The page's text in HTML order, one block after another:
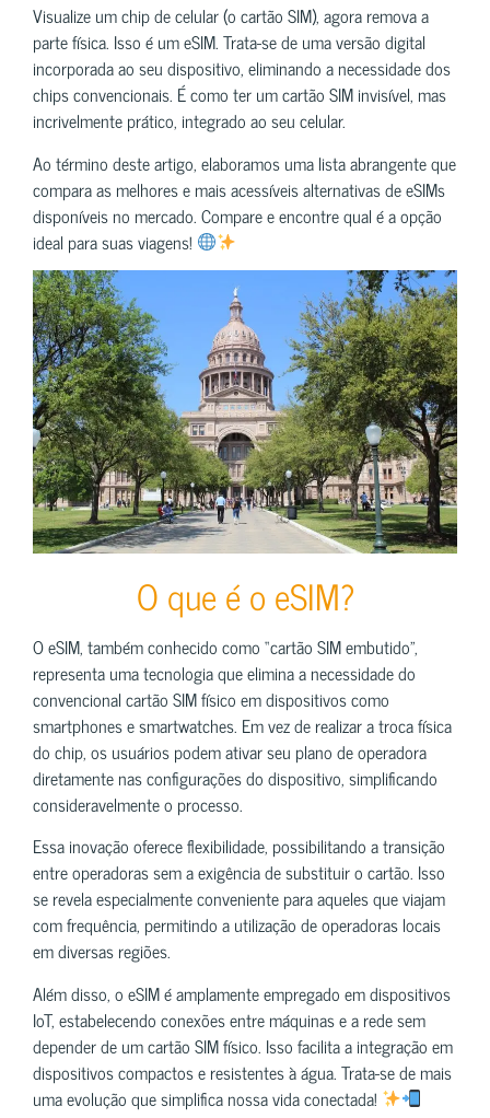
Visualize um chip de celular (o cartão SIM), agora remova a
parte física. Isso é um eSIM. Trata-se de uma versão digital
incorporada ao seu dispositivo, eliminando a necessidade dos
chips convencionais. É como ter um cartão SIM invisível, mas
incrivelmente prático, integrado ao seu celular.
Ao término deste artigo, elaboramos uma lista abrangente que
compara as melhores e mais acessíveis alternativas de eSIMs
disponíveis no mercado. Compare e encontre qual é a opção
ideal para suas viagens!
O que é o eSIM?
O eSIM, também conhecido como “cartão SIM embutido”,
representa uma tecnologia que elimina a necessidade do
convencional cartão SIM físico em dispositivos como
smartphones e smartwatches. Em vez de realizar a troca física
do chip, os usuários podem ativar seu plano de operadora
diretamente nas configurações do dispositivo, simplificando
consideravelmente o processo.
Essa inovação oferece flexibilidade, possibilitando a transição
entre operadoras sem a exigência de substituir o cartão. Isso
se revela especialmente conveniente para aqueles que viajam
com frequência, permitindo a utilização de operadoras locais
em diversas regiões.
Além disso, o eSIM é amplamente empregado em dispositivos
IoT, estabelecendo conexões entre máquinas e a rede sem
depender de um cartão SIM físico. Isso facilita a integração em
dispositivos compactos e resistentes à água. Trata-se de mais
uma evolução que simplifica nossa vida conectada!